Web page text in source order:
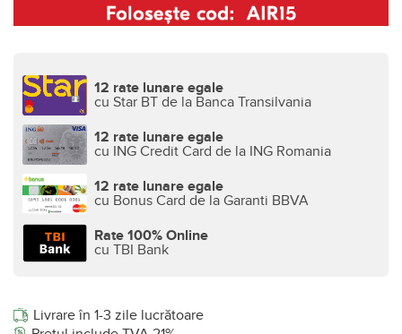
12 rate lunare egale
cu Star BT de la Banca Transilvania
12 rate lunare egale
cu ING Credit Card de la ING Romania
12 rate lunare egale
cu Bonus Card de la Garanti BBVA
Rate 100% Online
cu TBI Bank
Livrare în 1-3 zile lucrătoare